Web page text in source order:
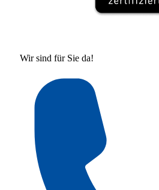
Wir sind für Sie da!